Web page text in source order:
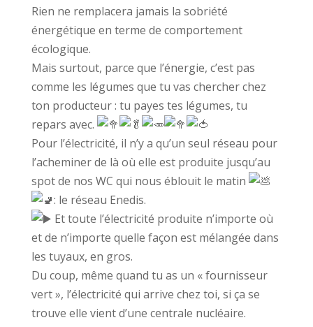
Rien ne remplacera jamais la sobriété
énergétique en terme de comportement
écologique.
Mais surtout, parce que l’énergie, c’est pas
comme les légumes que tu vas chercher chez
ton producteur : tu payes tes légumes, tu
repars avec.
Pour l’électricité, il n’y a qu’un seul réseau pour
l’acheminer de là où elle est produite jusqu’au
spot de nos WC qui nous éblouit le matin
: le réseau Enedis.
Et toute l’électricité produite n’importe où
et de n’importe quelle façon est mélangée dans
les tuyaux, en gros.
Du coup, même quand tu as un « fournisseur
vert », l’électricité qui arrive chez toi, si ça se
trouve elle vient d’une centrale nucléaire.